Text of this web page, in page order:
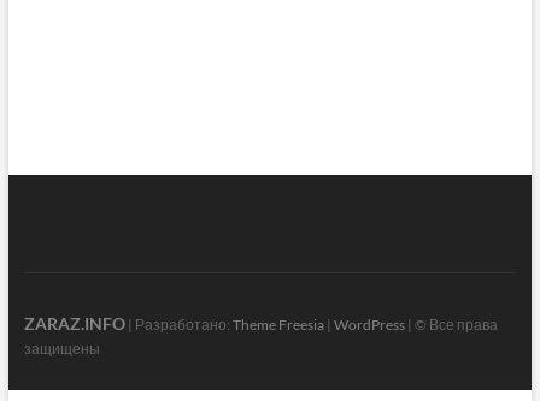
ZARAZ.INFO| Разработано: Theme Freesia| WordPress| © Все права
защищены